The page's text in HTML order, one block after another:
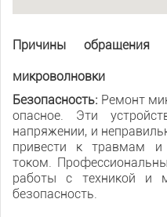
Причины
микроволновки
Безопасность: Ремонт
опасное. Эти
напряжении, и
привести к травмам и
током.
работы с техникой и
безопасность.